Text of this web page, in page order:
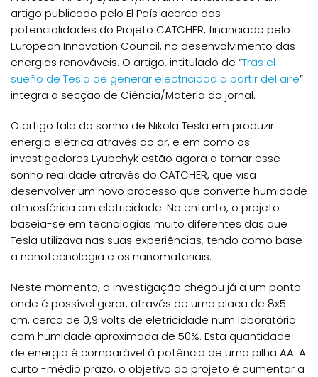
artigo publicado pelo El País acerca das
potencialidades do Projeto CATCHER, financiado pelo
European Innovation Council, no desenvolvimento das
energias renováveis. O artigo, intitulado de “Tras el
sueño de Tesla de generar electricidad a partir del aire”
integra a secção de Ciência/Materia do jornal.
O artigo fala do sonho de Nikola Tesla em produzir
energia elétrica através do ar, e em como os
investigadores Lyubchyk estão agora a tornar esse
sonho realidade através do CATCHER, que visa
desenvolver um novo processo que converte humidade
atmosférica em eletricidade. No entanto, o projeto
baseia-se em tecnologias muito diferentes das que
Tesla utilizava nas suas experiências, tendo como base
a nanotecnologia e os nanomateriais.
Neste momento, a investigação chegou já a um ponto
onde é possível gerar, através de uma placa de 8x5
cm, cerca de 0,9 volts de eletricidade num laboratório
com humidade aproximada de 50%. Esta quantidade
de energia é comparável à potência de uma pilha AA. A
curto -médio prazo, o objetivo do projeto é aumentar a